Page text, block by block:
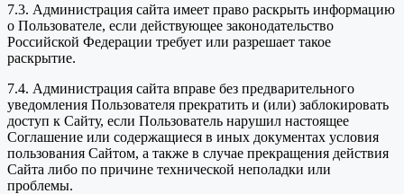
7.3. Администрация сайта имеет право раскрыть информацию
о Пользователе, если действующее законодательство
Российской Федерации требует или разрешает такое
раскрытие.
7.4. Администрация сайта вправе без предварительного
уведомления Пользователя прекратить и (или) заблокировать
доступ к Сайту, если Пользователь нарушил настоящее
Соглашение или содержащиеся в иных документах условия
пользования Сайтом, а также в случае прекращения действия
Сайта либо по причине технической неполадки или
проблемы.